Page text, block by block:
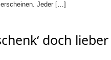
Jeder […]
doch